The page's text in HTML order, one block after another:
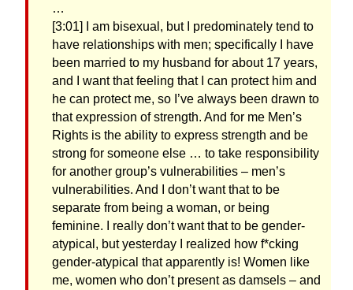
…
[3:01] I am bisexual, but I predominately tend to
have relationships with men; specifically I have
been married to my husband for about 17 years,
and I want that feeling that I can protect him and
he can protect me, so I’ve always been drawn to
that expression of strength. And for me Men’s
Rights is the ability to express strength and be
strong for someone else … to take responsibility
for another group’s vulnerabilities – men’s
vulnerabilities. And I don’t want that to be
separate from being a woman, or being
feminine. I really don’t want that to be gender-
atypical, but yesterday I realized how f*cking
gender-atypical that apparently is! Women like
me, women who don’t present as damsels – and